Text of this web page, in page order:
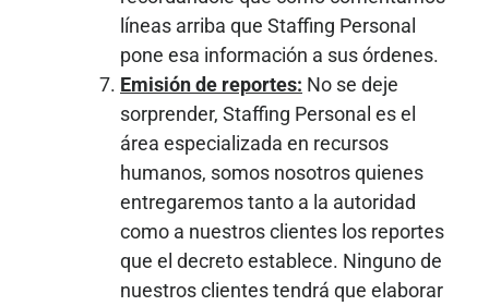
líneas arriba que Staffing Personal
pone esa información a sus órdenes.
Emisión de reportes: No se deje
sorprender, Staffing Personal es el
área especializada en recursos
humanos, somos nosotros quienes
entregaremos tanto a la autoridad
como a nuestros clientes los reportes
que el decreto establece. Ninguno de
nuestros clientes tendrá que elaborar